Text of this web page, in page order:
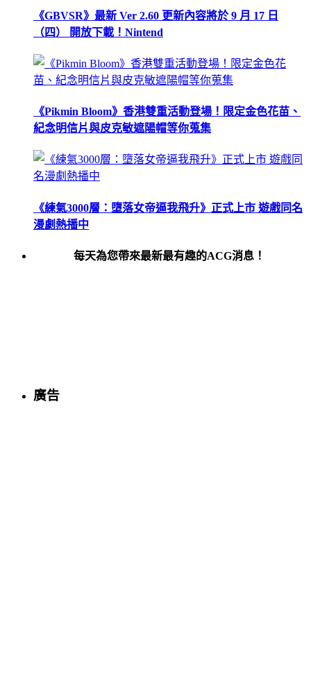
《GBVSR》最新 Ver 2.60 更新內容將於 9 月 17 日
（四） 開放下載！Nintend
《Pikmin Bloom》香港雙重活動登場！限定金色花苗、
紀念明信片與皮克敏遮陽帽等你蒐集
《練氣3000層：墮落女帝逼我飛升》正式上市 遊戲同名
漫劇熱播中
每天為您帶來最新最有趣的ACG消息！
廣告